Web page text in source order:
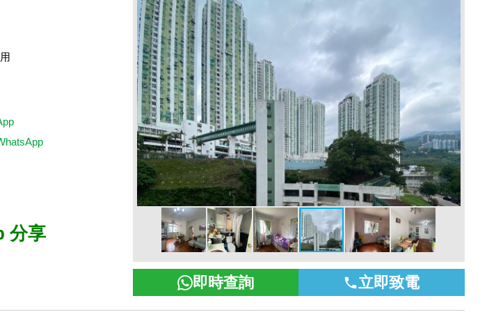
分享
即時查詢 立即致電